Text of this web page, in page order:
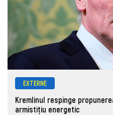
EXTERNE
Kremlinul respinge
armistițiu energetic